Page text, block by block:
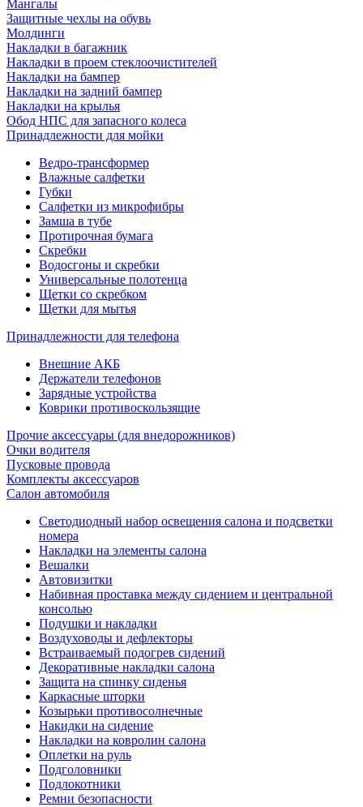
Мангалы
Защитные чехлы на обувь
Молдинги
Накладки в багажник
Накладки в проем стеклоочистителей
Накладки на бампер
Накладки на задний бампер
Накладки на крылья
Обод НПС для запасного колеса
Принадлежности для мойки
Ведро-трансформер
Влажные салфетки
Губки
Салфетки из микрофибры
Замша в тубе
Протирочная бумага
Скребки
Водосгоны и скребки
Универсальные полотенца
Щетки со скребком
Щетки для мытья
Принадлежности для телефона
Внешние АКБ
Держатели телефонов
Зарядные устройства
Коврики противоскользящие
Прочие аксессуары (для внедорожников)
Очки водителя
Пусковые провода
Комплекты аксессуаров
Салон автомобиля
Светодиодный набор освещения салона и подсветки
номера
Накладки на элементы салона
Вешалки
Автовизитки
Набивная проставка между сидением и центральной
консолью
Подушки и накладки
Воздуховоды и дефлекторы
Встраиваемый подогрев сидений
Декоративные накладки салона
Защита на спинку сиденья
Каркасные шторки
Козырьки противосолнечные
Накидки на сидение
Накладки на ковролин салона
Оплетки на руль
Подголовники
Подлокотники
Ремни безопасности